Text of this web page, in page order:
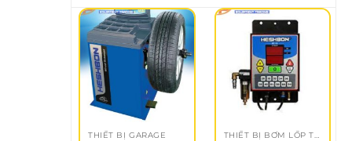
THIẾT BỊ GARAGE THIẾT BỊ BƠM LỐP TỰ ĐỘNG